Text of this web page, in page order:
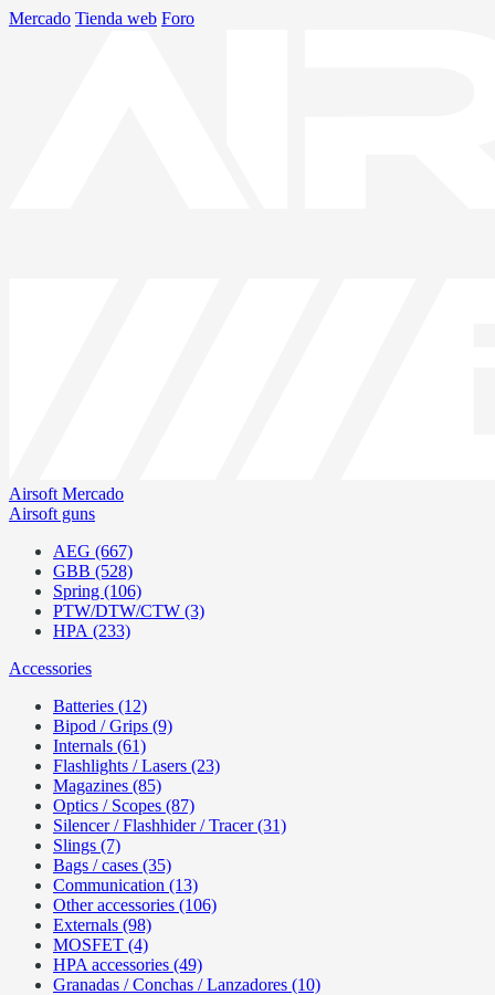
Mercado Tienda web Foro
Airsoft Mercado
Airsoft guns
AEG (667)
GBB (528)
Spring (106)
PTW/DTW/CTW (3)
HPA (233)
Accessories
Batteries (12)
Bipod / Grips (9)
Internals (61)
Flashlights / Lasers (23)
Magazines (85)
Optics / Scopes (87)
Silencer / Flashhider / Tracer (31)
Slings (7)
Bags / cases (35)
Communication (13)
Other accessories (106)
Externals (98)
MOSFET (4)
HPA accessories (49)
Granadas / Conchas / Lanzadores (10)